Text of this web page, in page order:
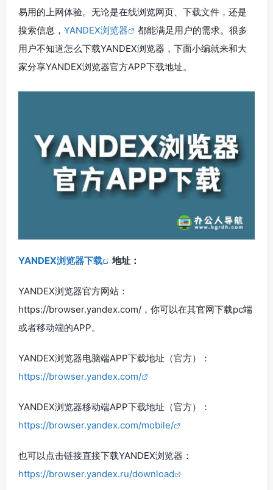
易用的上网体验。无论是在线浏览网页、下载文件，还是
搜索信息， YANDEX浏览器
都能满足用户的需求。很多
用户不知道怎么下载YANDEX浏览器，下面小编就来和大
家分享YANDEX浏览器官方APP下载地址。
YANDEX浏览器下载 地址：
YANDEX浏览器官方网站：
https://browser.yandex.com/，你可以在其官网下载pc端
或者移动端的APP。
YANDEX浏览器电脑端APP下载地址（官方）：
https://browser.yandex.com/
YANDEX浏览器移动端APP下载地址（官方）：
https://browser.yandex.com/mobile/
也可以点击链接直接下载YANDEX浏览器：
https://browser.yandex.ru/download